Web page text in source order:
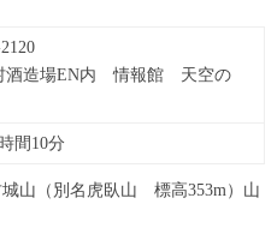
酒造場EN内 情報館 天空の
間10分
山（別名虎臥山 標高353m）山